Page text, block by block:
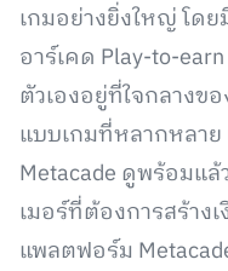
เกมอย่างยิ่งใหญ่ โด
อาร์เคด Play-to-
ตัวเองอยู่ที่ใจกลางข
แบบเกมที่หลากหลาย
Metacade ดูพร้อมแ
เมอร์ที่ต้องการสร้าง
แพลตฟอร์ม